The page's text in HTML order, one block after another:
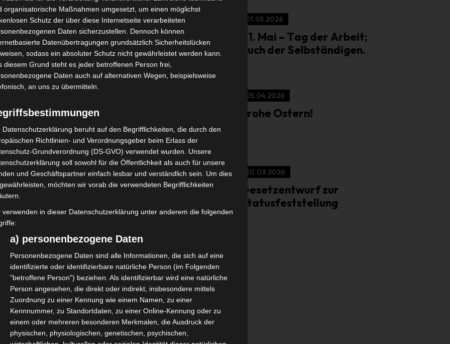
von Selbständigen
CA 94066, USA) benötigen wir laut DSGVO Ihre
01.05.2026
01. Mai – Tag der Arbeit;
auch der Selbständigen.
05.04.2026
Frohe Ostern!
30.03.2026
Gesetzentwurf zur
Statusfeststellung
organisatorische Maßnahmen umgesetzt, um einen möglichst
Schutz der über diese Internetseite verarbeiteten
Daten sicherzustellen. Dennoch können
Datenübertragungen grundsätzlich Sicherheitslücken
sodass ein absoluter Schutz nicht gewährleistet werden kann.
diesem Grund steht es jeder betroffenen Person frei,
Daten auch auf alternativen Wegen, beispielsweise
an uns zu übermitteln.
Datenschutzerklärung beruht auf den Begrifflichkeiten, die durch den
Richtlinien- und Verordnungsgeber beim Erlass der
Grundverordnung (DS-GVO) verwendet wurden. Unsere
soll sowohl für die Öffentlichkeit als auch für unsere
und Geschäftspartner einfach lesbar und verständlich sein. Um dies
möchten wir vorab die verwendeten Begrifflichkeiten
verwenden in dieser Datenschutzerklärung unter anderem die folgenden
a) personenbezogene Daten
Personenbezogene Daten sind alle Informationen, die sich auf eine
identifizierte oder identifizierbare natürliche Person (im Folgenden
"betroffene Person") beziehen. Als identifizierbar wird eine natürliche
Person angesehen, die direkt oder indirekt, insbesondere mittels
Zuordnung zu einer Kennung wie einem Namen, zu einer
Kennnummer, zu Standortdaten, zu einer Online-Kennung oder zu
einem oder mehreren besonderen Merkmalen, die Ausdruck der
physischen, physiologischen, genetischen, psychischen,